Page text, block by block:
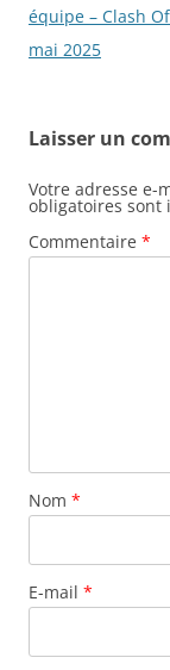
des
articles
équipe – Clash
mai 2025
Laisser un
Votre adresse e-
obligatoires sont
Commentaire *
Nom *
E-mail *